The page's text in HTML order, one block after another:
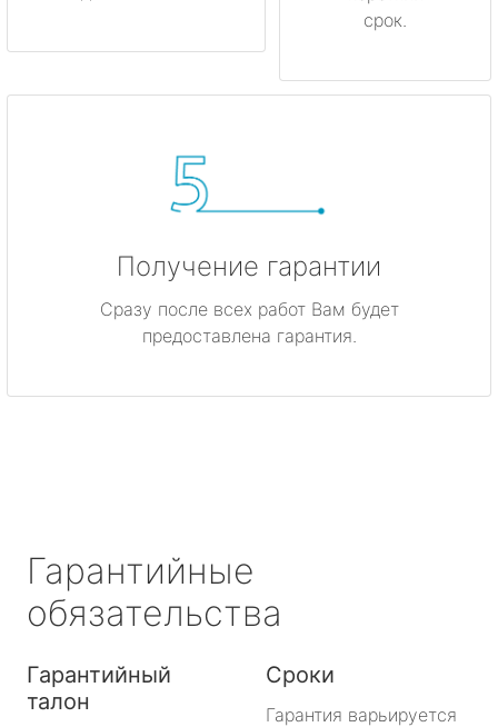
срок.
Получение гарантии
Сразу после всех работ Вам будет
предоставлена гарантия.
Гарантийные
обязательства
Гарантийный
талон
Сроки
Гарантия варьируется